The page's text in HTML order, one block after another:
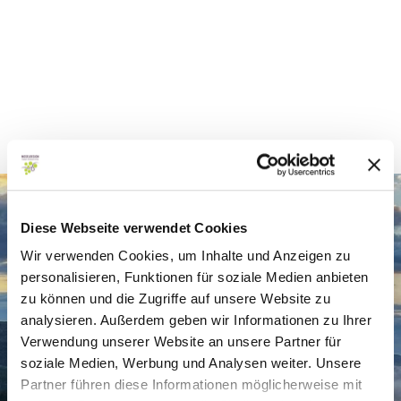
Diese Webseite verwendet Cookies
Wir verwenden Cookies, um Inhalte und Anzeigen zu
personalisieren, Funktionen für soziale Medien anbieten
zu können und die Zugriffe auf unsere Website zu
analysieren. Außerdem geben wir Informationen zu Ihrer
Verwendung unserer Website an unsere Partner für
soziale Medien, Werbung und Analysen weiter. Unsere
Partner führen diese Informationen möglicherweise mit
Aussichtspunkte und Sehenswürdigkeiten beim Mosel
Trekking
Sehenswertes beim Trekking an den Mosel
Weinbergen